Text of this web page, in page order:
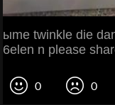
ыme twinkle die
6elen n please
0 0